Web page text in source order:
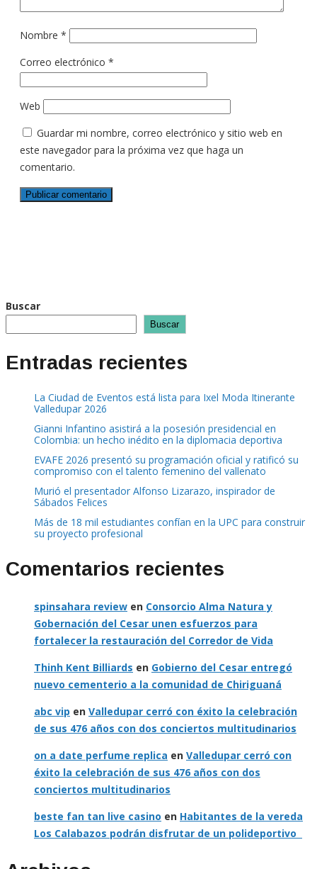
Nombre *
Correo electrónico *
Web
Guardar mi nombre, correo electrónico y sitio web en
este navegador para la próxima vez que haga un
comentario.
Buscar
Buscar
Entradas recientes
La Ciudad de Eventos está lista para Ixel Moda Itinerante
Valledupar 2026
Gianni Infantino asistirá a la posesión presidencial en
Colombia: un hecho inédito en la diplomacia deportiva
EVAFE 2026 presentó su programación oficial y ratificó su
compromiso con el talento femenino del vallenato
Murió el presentador Alfonso Lizarazo, inspirador de
Sábados Felices
Más de 18 mil estudiantes confían en la UPC para construir
su proyecto profesional
Comentarios recientes
spinsahara review en Consorcio Alma Natura y
Gobernación del Cesar unen esfuerzos para
fortalecer la restauración del Corredor de Vida
Thinh Kent Billiards en Gobierno del Cesar entregó
nuevo cementerio a la comunidad de Chiriguaná
abc vip en Valledupar cerró con éxito la celebración
de sus 476 años con dos conciertos multitudinarios
on a date perfume replica en Valledupar cerró con
éxito la celebración de sus 476 años con dos
conciertos multitudinarios
beste fan tan live casino en Habitantes de la vereda
Los Calabazos podrán disfrutar de un polideportivo